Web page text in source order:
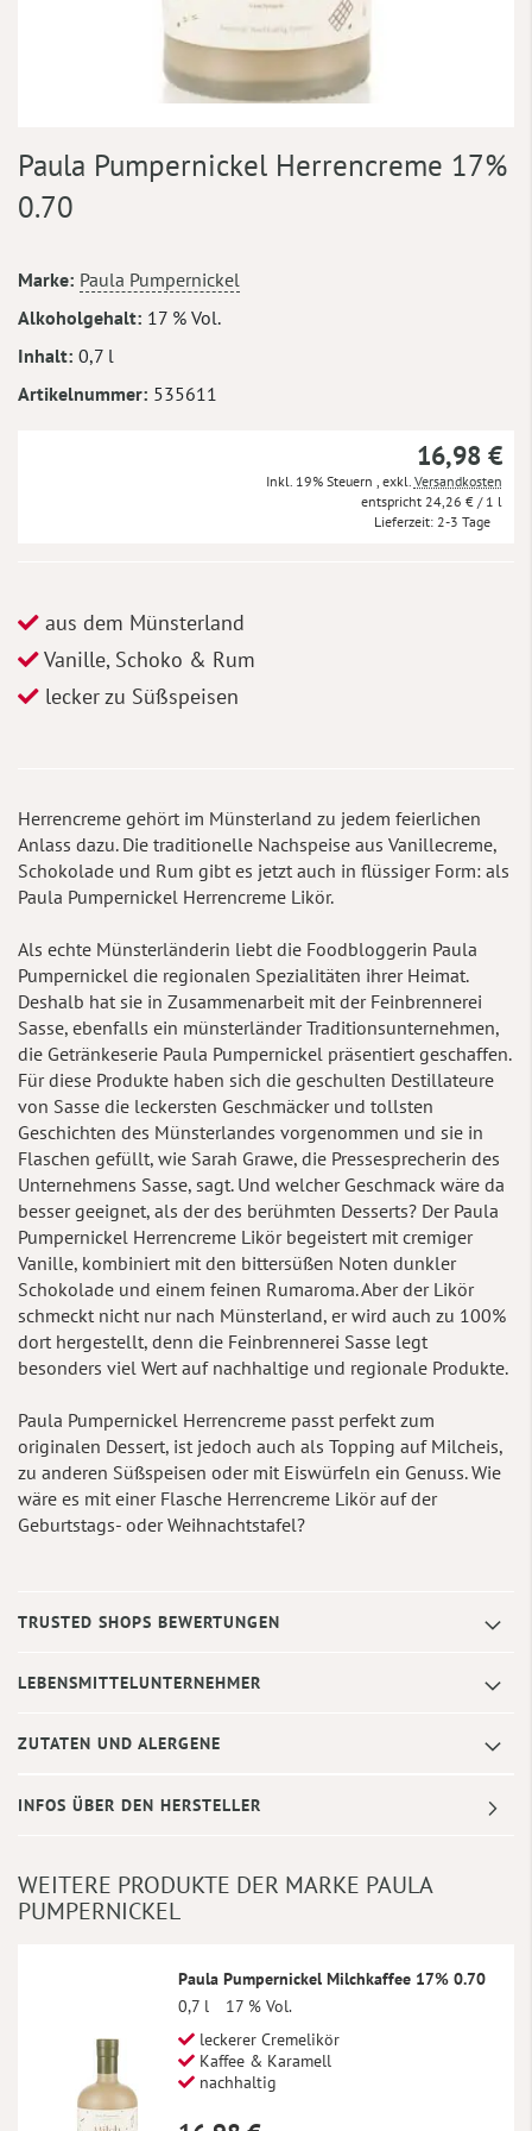
Anfang
der
Bildergalerie
Paula Pumpernickel Herrencreme 17%
0.70
Mehr
Informationen
Marke Paula Pumpernickel
Alkoholgehalt 17 % Vol.
Inhalt 0,7 l
Artikelnummer 535611
16,98 €
Inkl. 19% Steuern exkl. Versandkosten
24,26 € / 1 l
Lieferzeit 2-3 Tage
aus dem Münsterland
Vanille, Schoko & Rum
lecker zu Süßspeisen
Herrencreme gehört im Münsterland zu jedem feierlichen
Anlass dazu. Die traditionelle Nachspeise aus Vanillecreme,
Schokolade und Rum gibt es jetzt auch in flüssiger Form: als
Paula Pumpernickel Herrencreme Likör.
Als echte Münsterländerin liebt die Foodbloggerin Paula
Pumpernickel die regionalen Spezialitäten ihrer Heimat.
Deshalb hat sie in Zusammenarbeit mit der Feinbrennerei
Sasse, ebenfalls ein münsterländer Traditionsunternehmen,
die Getränkeserie Paula Pumpernickel präsentiert geschaffen.
Für diese Produkte haben sich die geschulten Destillateure
von Sasse die leckersten Geschmäcker und tollsten
Geschichten des Münsterlandes vorgenommen und sie in
Flaschen gefüllt, wie Sarah Grawe, die Pressesprecherin des
Unternehmens Sasse, sagt. Und welcher Geschmack wäre da
besser geeignet, als der des berühmten Desserts? Der Paula
Pumpernickel Herrencreme Likör begeistert mit cremiger
Vanille, kombiniert mit den bittersüßen Noten dunkler
Schokolade und einem feinen Rumaroma. Aber der Likör
schmeckt nicht nur nach Münsterland, er wird auch zu 100%
dort hergestellt, denn die Feinbrennerei Sasse legt
besonders viel Wert auf nachhaltige und regionale Produkte.
Paula Pumpernickel Herrencreme passt perfekt zum
originalen Dessert, ist jedoch auch als Topping auf Milcheis,
zu anderen Süßspeisen oder mit Eiswürfeln ein Genuss. Wie
wäre es mit einer Flasche Herrencreme Likör auf der
Geburtstags- oder Weihnachtstafel?
TRUSTED SHOPS BEWERTUNGEN
LEBENSMITTELUNTERNEHMER
ZUTATEN UND ALERGENE
INFOS ÜBER DEN HERSTELLER
WEITERE PRODUKTE DER MARKE PAULA
PUMPERNICKEL
Paula Pumpernickel Milchkaffee 17% 0.70
0,7 l
17 % Vol.
leckerer Cremelikör
Kaffee & Karamell
nachhaltig